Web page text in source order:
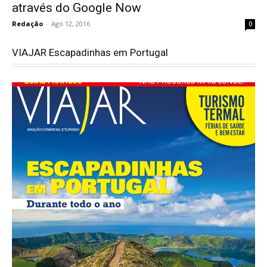
através do Google Now
Redação - Ago 12, 2016 0
VIAJAR Escapadinhas em Portugal